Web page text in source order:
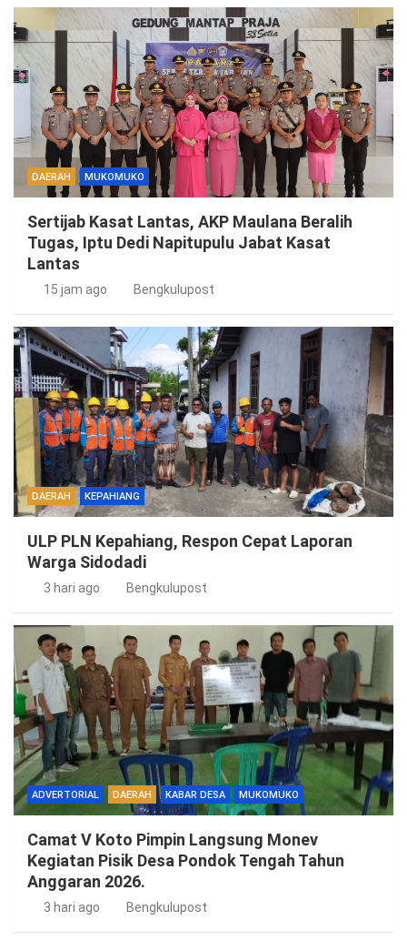
DAERAH MUKOMUKO
Sertijab Kasat Lantas, AKP Maulana Beralih
Tugas, Iptu Dedi Napitupulu Jabat Kasat
Lantas
15 jam ago Bengkulupost
DAERAH KEPAHIANG
ULP PLN Kepahiang, Respon Cepat Laporan
Warga Sidodadi
3 hari ago Bengkulupost
ADVERTORIAL DAERAH KABAR DESA MUKOMUKO
Camat V Koto Pimpin Langsung Monev
Kegiatan Pisik Desa Pondok Tengah Tahun
Anggaran 2026.
3 hari ago Bengkulupost